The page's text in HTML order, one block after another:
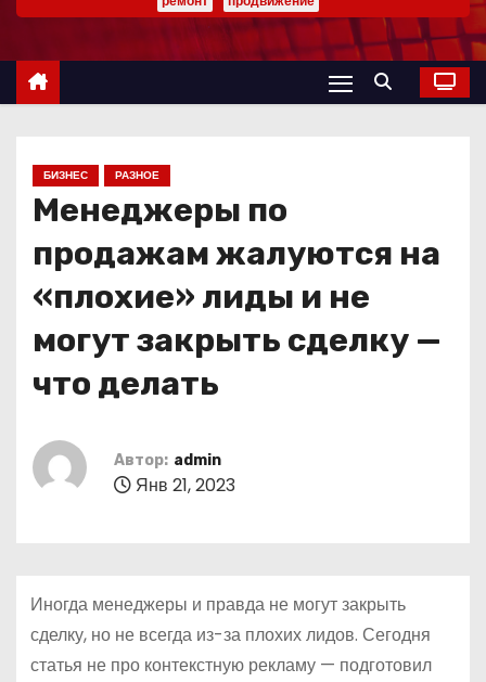
р
БИЗНЕС РАЗНОЕ
Менеджеры по
продажам жалуются на
«плохие» лиды и не
могут закрыть сделку —
что делать
Автор: admin
Янв 21, 2023
Иногда менеджеры и правда не могут закрыть
сделку, но не всегда из-за плохих лидов. Сегодня
статья не про контекстную рекламу — подготовил